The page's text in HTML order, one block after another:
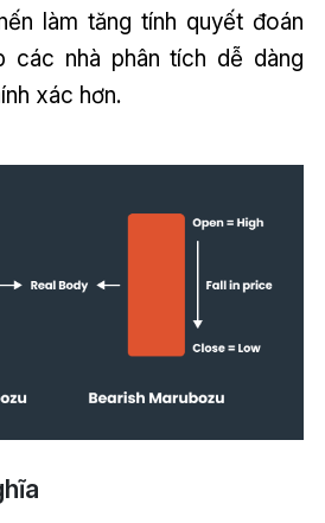
làm tăng tính quyết đoán
các nhà phân tích dễ dàng
xác hơn.